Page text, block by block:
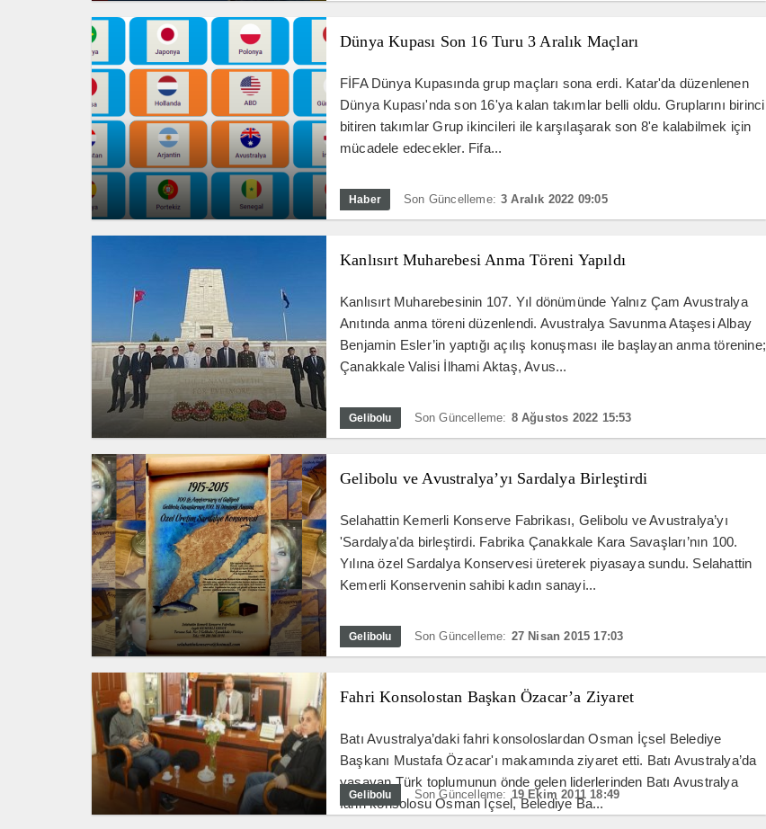
Dünya Kupası Son 16 Turu 3 Aralık Maçları
FİFA Dünya Kupasında grup maçları sona erdi. Katar'da düzenlenen
Dünya Kupası'nda son 16'ya kalan takımlar belli oldu. Gruplarını birinci
bitiren takımlar Grup ikincileri ile karşılaşarak son 8'e kalabilmek için
mücadele edecekler. Fifa...
Haber Son Güncelleme: 3 Aralık 2022 09:05
Kanlısırt Muharebesi Anma Töreni Yapıldı
Kanlısırt Muharebesinin 107. Yıl dönümünde Yalnız Çam Avustralya
Anıtında anma töreni düzenlendi. Avustralya Savunma Ataşesi Albay
Benjamin Esler’in yaptığı açılış konuşması ile başlayan anma törenine;
Çanakkale Valisi İlhami Aktaş, Avus...
Gelibolu Son Güncelleme: 8 Ağustos 2022 15:53
Gelibolu ve Avustralya’yı Sardalya Birleştirdi
Selahattin Kemerli Konserve Fabrikası, Gelibolu ve Avustralya’yı
'Sardalya'da birleştirdi. Fabrika Çanakkale Kara Savaşları’nın 100.
Yılına özel Sardalya Konservesi üreterek piyasaya sundu. Selahattin
Kemerli Konservenin sahibi kadın sanayi...
Gelibolu Son Güncelleme: 27 Nisan 2015 17:03
Fahri Konsolostan Başkan Özacar’a Ziyaret
Batı Avustralya’daki fahri konsoloslardan Osman İçsel Belediye
Başkanı Mustafa Özacar'ı makamında ziyaret etti. Batı Avustralya’da
yaşayan Türk toplumunun önde gelen liderlerinden Batı Avustralya
fahri konsolosu Osman İçsel, Belediye Ba...
Gelibolu Son Güncelleme: 19 Ekim 2011 18:49